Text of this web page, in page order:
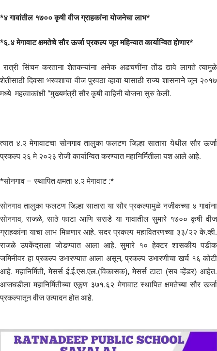
*४ गावांतील १७०० कृषी वीज ग्राहकांना योजनेचा लाभ*
*६.४ मेगावाट क्षमतेचे सौर ऊर्जा प्रकल्प जून महिन्यात कार्यान्वित होणार*
रात्री सिंचन करताना शेतकऱ्यांना अनेक अडचणींना तोंड द्यावे लागते त्यामुळे
शेतीसाठी दिवसा भरवशाचा वीज पुरवठा व्हावा यासाठी राज्य शासनाने जून २०१७
मध्ये महत्वाकांक्षी “मुख्यमंत्री सौर कृषी वाहिनी योजना सुरु केली.
त्यात ४.२ मेगावाटचा सोनगाव तालुका फलटण जिल्हा सातारा येथील सौर ऊर्जा
प्रकल्प २६ मे २०२३ रोजी कार्यान्वित करण्यात महानिर्मितीला यश आले आहे.
*सोनगाव – स्थापित क्षमता ४.२ मेगावाट :*
सोनगाव तालुका फलटण जिल्हा सातारा या सौर प्रकल्पामुळे नजीकच्या ४ गावांना
सोनगाव, राजळे, साठे फाटा आणि सराडे या गावातील सुमारे १७०० कृषी वीज
ग्राहकांना याचा लाभ मिळणार आहे. सदर प्रकल्प महावितरणच्या ३३/२२ के.व्ही.
राजळे उपकेंद्राला जोडण्यात आला आहे. सुमारे १० हेक्टर शासकीय पडीक
जमिनीवर हा प्रकल्प उभारण्यात आला असून, प्रकल्प उभारणीचा खर्च १६ कोटी
आहे. महानिर्मिती, मेसर्स ई.ई.एस.एल.(विकासक), मेसर्स टाटा (सब व्हेंडर) आहेत.
आजघडीला महानिर्मितीच्या एकूण ३७१.६२ मेगावाट स्थापित क्षमतेच्या सौर ऊर्जा
प्रकल्पातून वीज उत्पादन होत आहे.